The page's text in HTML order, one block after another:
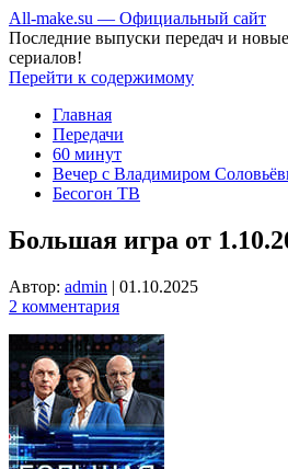
All-make.su — Официальный сайт
Последние выпуски передач и
сериалов!
Перейти к содержимому
Главная
Передачи
60 минут
Вечер с Владимиром
Бесогон ТВ
Большая игра от
Автор: admin | 01.10.2025
2 комментария